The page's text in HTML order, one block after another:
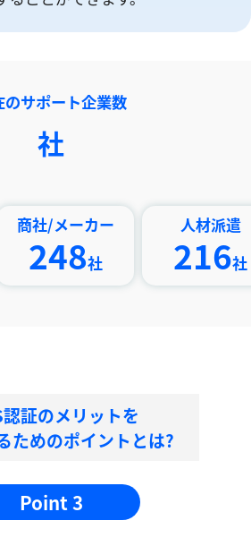
のサポート企業数
社
/メーカー
248社
人材派遣
216社
証のメリットを
ためのポイントとは?
Point 3